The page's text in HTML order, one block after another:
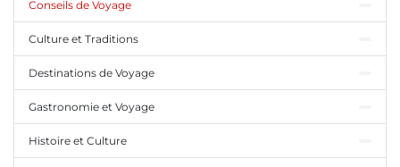
Conseils de Voyage
Culture et Traditions
Destinations de Voyage
Gastronomie et Voyage
Histoire et Culture